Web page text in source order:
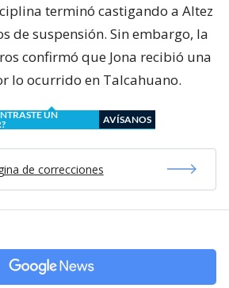
terminó castigando a Altez
de suspensión. Sin embargo, la
confirmó que Jona recibió una
lo ocurrido en Talcahuano.
UN
AVÍSANOS
de correcciones